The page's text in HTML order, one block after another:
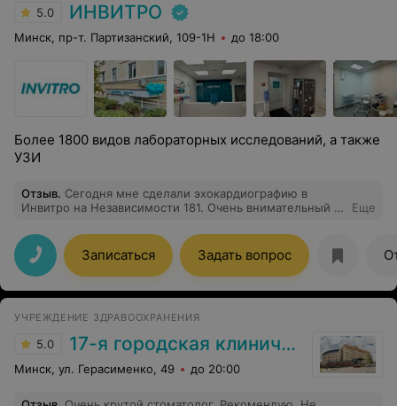
5.0 ИНВИТРО
Минск, пр-т. Партизанский, 109-1Н до 18:00
Более 1800 видов лабораторных исследований, а также
УЗИ
Отзыв. Сегодня мне сделали эхокардиографию в
Инвитро на Независимости 181. Очень внимательный и
Алексеевна.Приятные администраторы и медсестра.
Еще
Записаться Задать вопрос
УЧРЕЖДЕНИЕ ЗДРАВООХРАНЕНИЯ
5.0 17-я городская клиническая поликлиника
Минск, ул. Герасименко, 49 до 20:00